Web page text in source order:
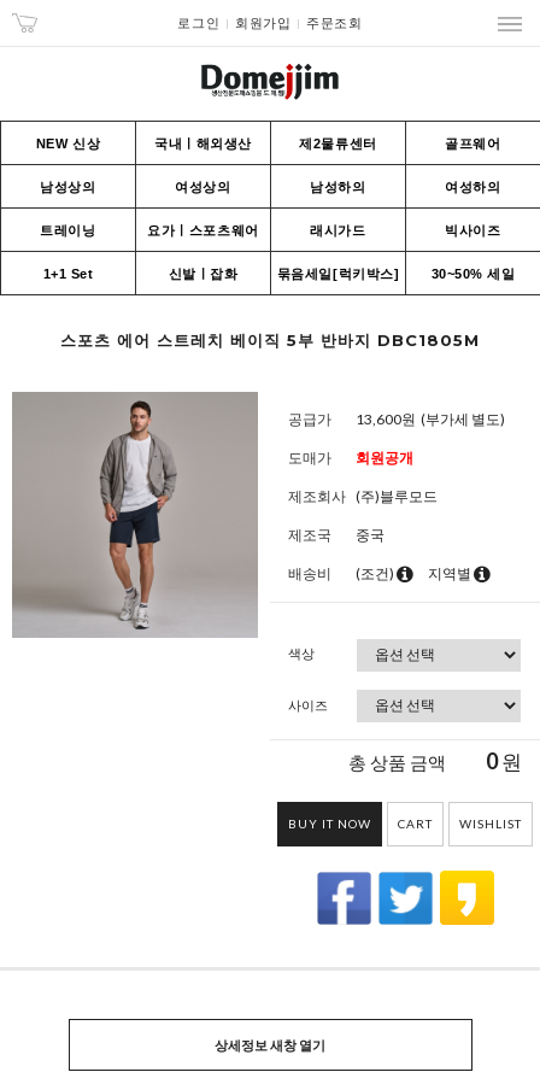
로그인 회원가입 주문조회
NEW 신상 국내ㅣ해외생산 제2물류센터 골프웨어
남성상의 여성상의 남성하의 여성하의
트레이닝 요가ㅣ스포츠웨어 래시가드 빅사이즈
1+1 Set 신발ㅣ잡화 묶음세일[럭키박스] 30~50% 세일
스포츠 에어 스트레치 베이직 5부 반바지 DBC1805M
공급가 13,600원 (부가세 별도)
도매가 회원공개
제조회사 (주)블루모드
제조국 중국
배송비 (조건) 지역별
색상
사이즈
총 상품 금액 0원
BUY IT NOW CART WISHLIST
상세정보 새창 열기